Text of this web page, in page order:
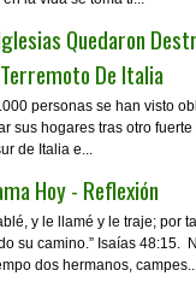
Quedaron
De Italia
personas se han visto
sus hogares tras otro fuerte
de Italia e...
Hoy - Reflexión
y le llamé y le traje; por
su camino.” Isaías 48:15.
dos hermanos,